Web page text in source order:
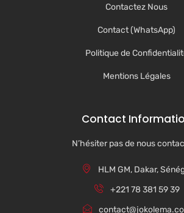
Contactez Nous
Contact (WhatsApp)
Politique de
Mentions Légales
Contact
N’hésiter pas de nous
HLM GM, Dakar,
+221 78 381 59 39